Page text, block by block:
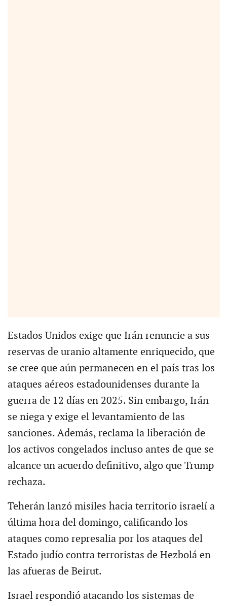
Estados Unidos exige que Irán renuncie a sus
reservas de uranio altamente enriquecido, que
se cree que aún permanecen en el país tras los
ataques aéreos estadounidenses durante la
guerra de 12 días en 2025. Sin embargo, Irán
se niega y exige el levantamiento de las
sanciones. Además, reclama la liberación de
los activos congelados incluso antes de que se
alcance un acuerdo definitivo, algo que Trump
rechaza.
Teherán lanzó misiles hacia territorio israelí a
última hora del domingo, calificando los
ataques como represalia por los ataques del
Estado judío contra terroristas de Hezbolá en
las afueras de Beirut.
Israel respondió atacando los sistemas de